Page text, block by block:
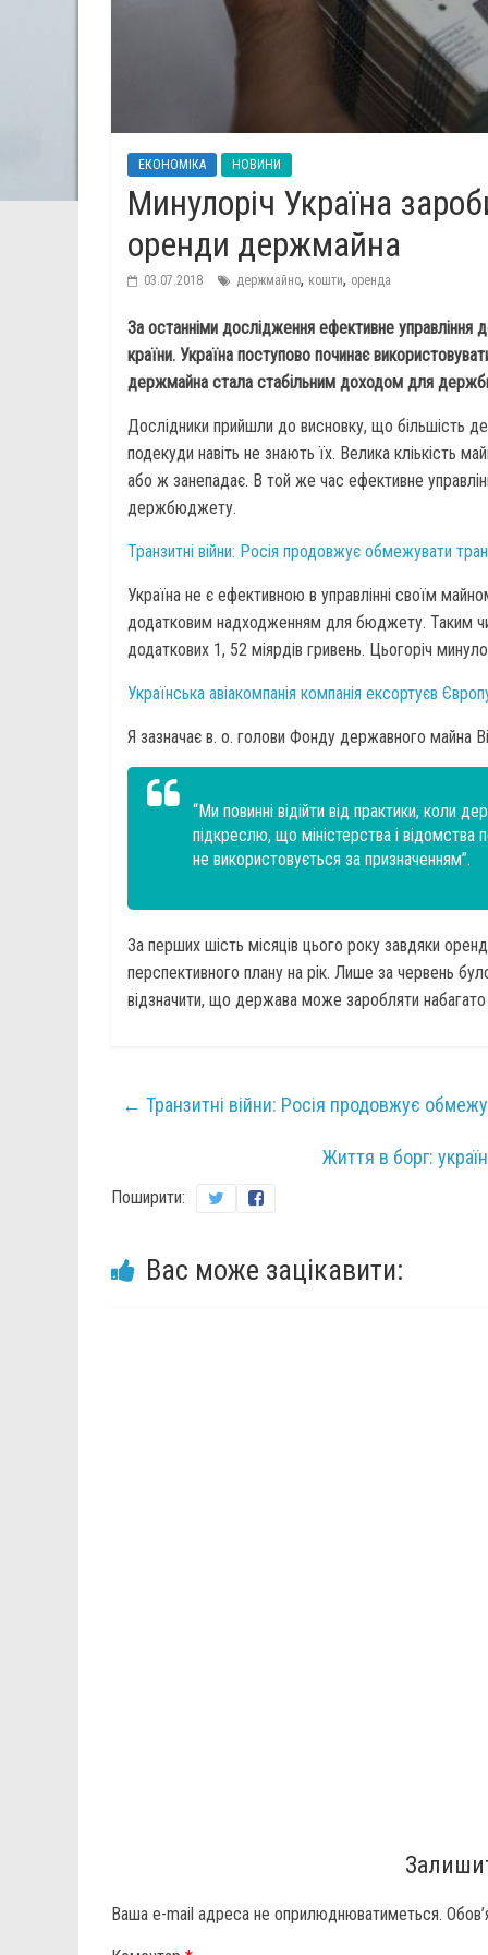
ЕКОНОМІКА НОВИНИ
Минулоріч Україна
оренди держмайна
03.07.2018 держмайно, кошти, оренда
За останніми дослідження ефективне
країни. Україна поступово починає
держмайна стала стабільним доходом для
Дослідники прийшли до висновку, що більшість
подекуди навіть не знають їх. Велика кліькість
або ж занепадає. В той же час ефективне
держбюджету.
Транзитні війни: Росія продовжує обмежувати
Україна не є ефективною в управлінні своїм
додатковим надходженням для бюджету. Таким
додаткових 1, 52 міярдів гривень. Цьогоріч
Українська авіакомпанія компанія ексортуєв
Я зазначає в. о. голови Фонду державного майна
“Ми повинні відійти від практики, коли
підкреслю, що міністерства і
не використовується за призначенням”.
За перших шість місяців цього року завдяки
перспективного плану на рік. Лише за червень
відзначити, що держава може заробляти
← Транзитні війни: Росія продовжує
Життя в борг:
Поширити:
Вас може зацікавити:
Ваша e-mail адреса не оприлюднюватиметься.